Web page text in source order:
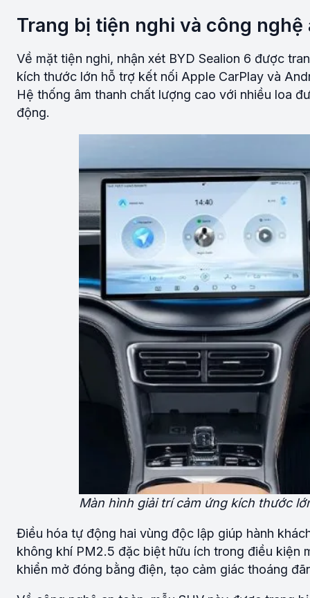
Trang bị tiện nghi và công nghệ
Về mặt tiện nghi, nhận xét BYD Sealion 6 được
kích thước lớn hỗ trợ kết nối Apple CarPlay và
Hệ thống âm thanh chất lượng cao với nhiều loa
động.
Màn hình giải trí cảm ứng kích thước
Điều hóa tự động hai vùng độc lập giúp hành
không khí PM2.5 đặc biệt hữu ích trong điều kiện
khiển mở đóng bằng điện, tạo cảm giác thoáng